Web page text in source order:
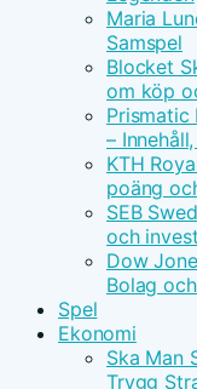
Maria
Samspel
Blocket
om köp
Prismatic
–
KTH
poäng
SEB
och
Dow
Bolag
Spel
Ekonomi
Ska Man
Trygg